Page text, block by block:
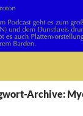
Archive: